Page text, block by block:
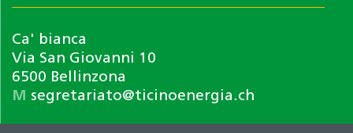
Ca' bianca
Via San Giovanni 10
6500 Bellinzona
M segretariato@ticinoenergia.ch